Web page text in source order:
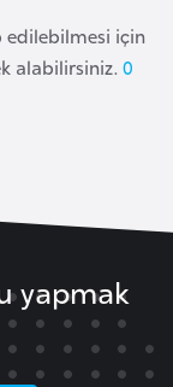
edilebilmesi için
alabilirsiniz. 0
yapmak